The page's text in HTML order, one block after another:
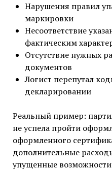
Нарушения правил
маркировки
Несоответствие
фактическим
Отсутствие нужных
документов
Логист перепутал
декларировании
Реальный пример:
не успела пройти
оформленного
дополнительные
упущенные